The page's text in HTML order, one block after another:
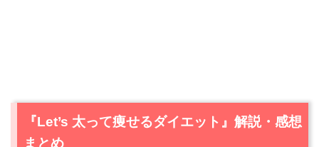
『Let’s 太って痩せるダイエット』解説・感想
まとめ